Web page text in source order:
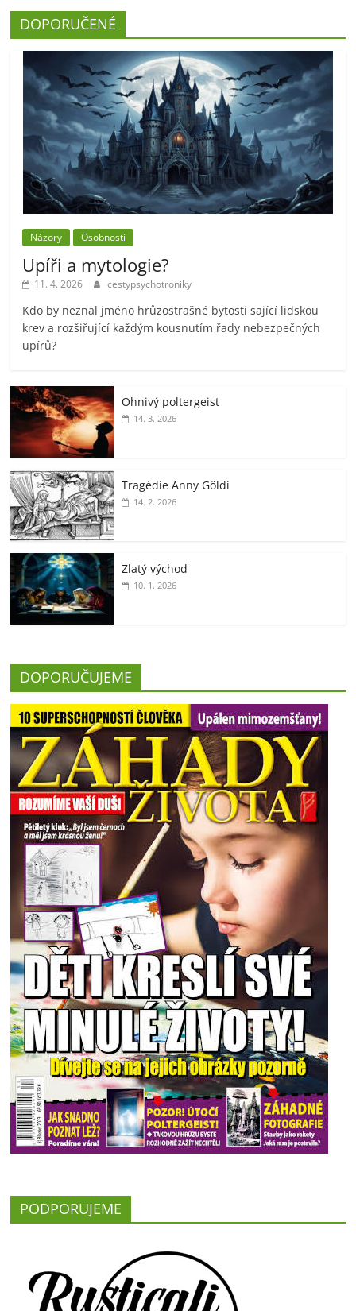
DOPORUČENÉ
Názory Osobnosti
Upíři a mytologie?
11. 4. 2026 cestypsychotroniky
Kdo by neznal jméno hrůzostrašné bytosti sající lidskou
krev a rozšiřující každým kousnutím řady nebezpečných
upírů?
Ohnivý poltergeist
14. 3. 2026
Tragédie Anny Göldi
14. 2. 2026
Zlatý východ
10. 1. 2026
DOPORUČUJEME
PODPORUJEME